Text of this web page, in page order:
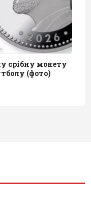
срібну монету
(фото)